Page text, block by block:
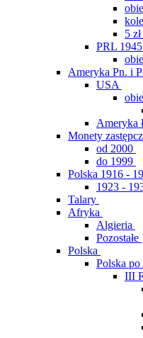
5
PRL
Ameryka Pn. i
USA
Ameryka
Monety
od 2000
do 1999
Polska 1916 -
1923 -
Talary
Afryka
Algieria
Pozostałe
Polska
Polska po
III